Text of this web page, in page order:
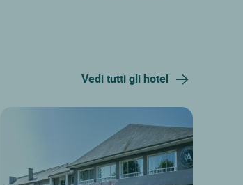
Vedi tutti gli hotel